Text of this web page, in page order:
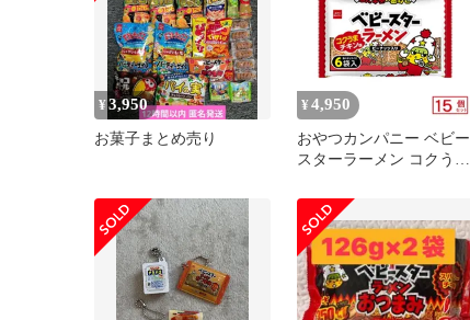
ナルポケットティッシュ
付き★
¥3,950
お菓子まとめ売り
¥ 4,950
おやつカンパニー ベビー
スターラーメン コクうま
袋)×15個